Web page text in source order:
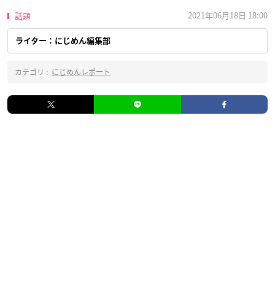
話題 2021年06月18日 18:00
ライター：にじめん編集部
カテゴリ : にじめんレポート